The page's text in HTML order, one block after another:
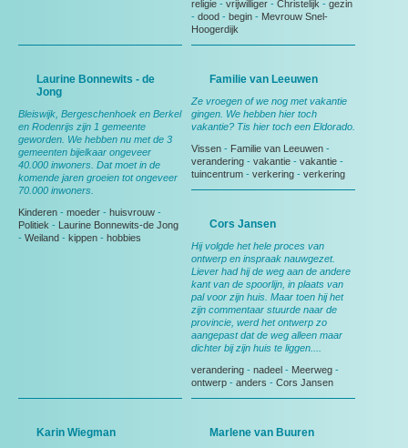
religie - vrijwilliger - Christelijk - gezin
- dood - begin - Mevrouw Snel-
Hoogerdijk
Laurine Bonnewits - de
Jong
Bleiswijk, Bergeschenhoek en Berkel
en Rodenrijs zijn 1 gemeente
geworden. We hebben nu met de 3
gemeenten bijelkaar ongeveer
40.000 inwoners. Dat moet in de
komende jaren groeien tot ongeveer
70.000 inwoners.
Kinderen - moeder - huisvrouw -
Politiek - Laurine Bonnewits-de Jong
- Weiland - kippen - hobbies
Familie van Leeuwen
Ze vroegen of we nog met vakantie
gingen. We hebben hier toch
vakantie? Tis hier toch een Eldorado.
Vissen - Familie van Leeuwen -
verandering - vakantie - vakantie -
tuincentrum - verkering - verkering
Cors Jansen
Hij volgde het hele proces van
ontwerp en inspraak nauwgezet.
Liever had hij de weg aan de andere
kant van de spoorlijn, in plaats van
pal voor zijn huis. Maar toen hij het
zijn commentaar stuurde naar de
provincie, werd het ontwerp zo
aangepast dat de weg alleen maar
dichter bij zijn huis te liggen....
verandering - nadeel - Meerweg -
ontwerp - anders - Cors Jansen
Karin Wiegman Marlene van Buuren